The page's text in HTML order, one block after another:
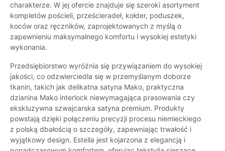
charakterze. W jej ofercie znajduje się szeroki asortyment
kompletów pościeli, prześcieradeł, kołder, poduszek,
koców oraz ręczników, zaprojektowanych z myślą o
zapewnieniu maksymalnego komfortu i wysokiej estetyki
wykonania.
Przedsiębiorstwo wyróżnia się przywiązaniem do wysokiej
jakości, co odzwierciedla się w przemyślanym doborze
tkanin, takich jak delikatna satyna Mako, praktyczna
dzianina Mako interlock niewymagająca prasowania czy
ekskluzywna szwajcarska satyna premium. Produkty
powstają dzięki połączeniu precyzji procesu niemieckiego
z polską dbałością o szczegóły, zapewniając trwałość i
wyjątkowy design. Estella jest kojarzona z elegancją i